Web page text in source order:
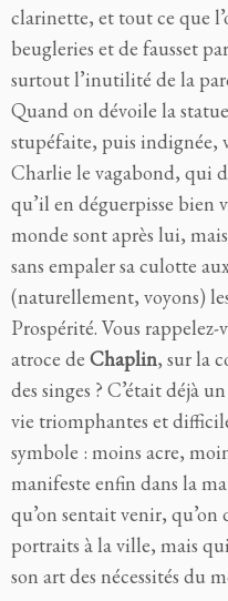
clarinette, et tout ce que
beugleries et de fausset
surtout l’inutilité de la
Quand on dévoile la
stupéfaite, puis indignée,
Charlie le vagabond, qui
qu’il en déguerpisse bien
monde sont après lui,
sans empaler sa culotte
(naturellement, voyons)
Prospérité. Vous
atroce de Chaplin, sur la
des singes ? C’était déjà
vie triomphantes et
symbole : moins acre,
manifeste enfin dans la
qu’on sentait venir,
portraits à la ville, mais
son art des nécessités du